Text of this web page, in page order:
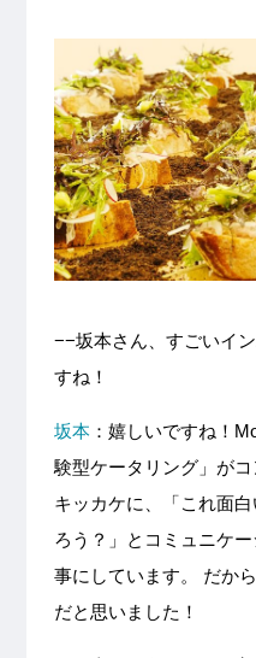
−−坂本さん、すごいイ
すね！
坂本：嬉しいですね！
験型ケータリング」が
キッカケに、「これ面
ろう？」とコミュニケ
事にしています。 だか
だと思いました！